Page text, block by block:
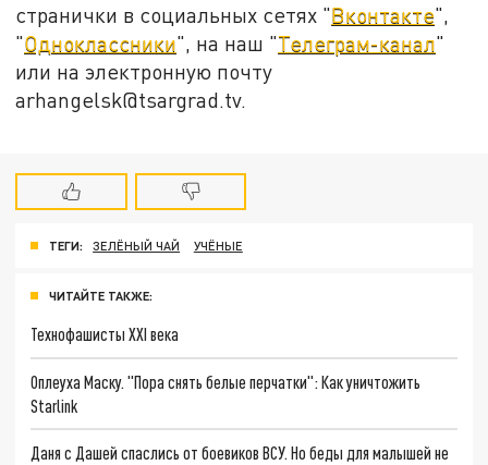
странички в социальных сетях "Вконтакте",
"Одноклассники", на наш "Телеграм-канал"
или на электронную почту
arhangelsk@tsargrad.tv.
ТЕГИ: ЗЕЛЁНЫЙ ЧАЙ УЧЁНЫЕ
ЧИТАЙТЕ ТАКЖЕ:
Технофашисты XXI века
Оплеуха Маску. "Пора снять белые перчатки": Как уничтожить
Starlink
Даня с Дашей спаслись от боевиков ВСУ. Но беды для малышей не